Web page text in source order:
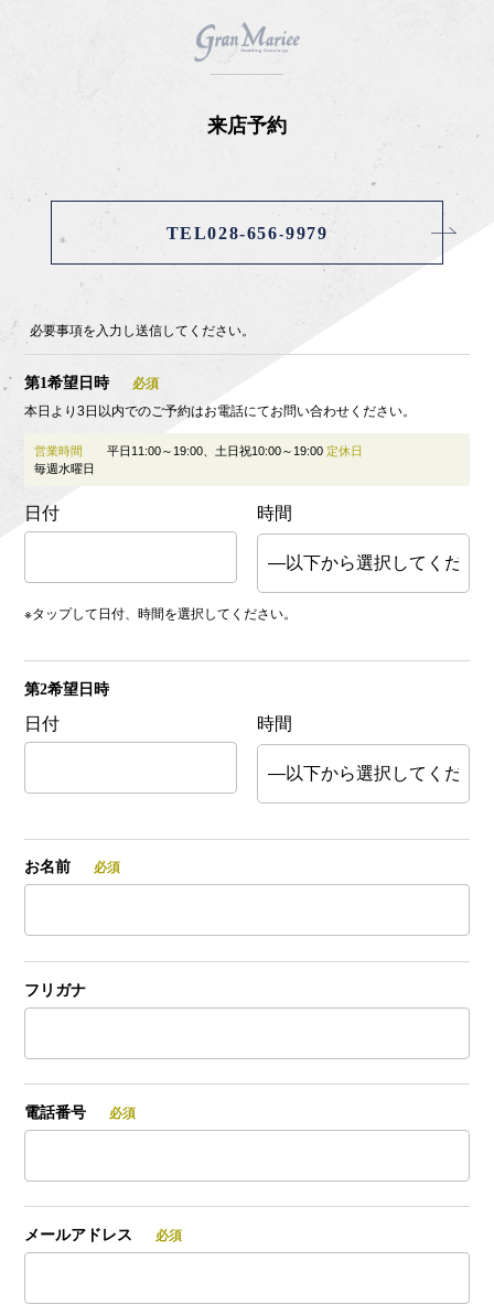
来店予約
TEL028-656-9979
必要事項を入力し送信してください。
第1希望日時
本日より3日以内でのご予約はお電話にてお問い合わせください。
営業時間 平日11:00～19:00、土日祝10:00～19:00 定休日
毎週水曜日
日付 時間
※タップして日付、時間を選択してください。
第2希望日時
日付 時間
お名前
フリガナ
電話番号
メールアドレス